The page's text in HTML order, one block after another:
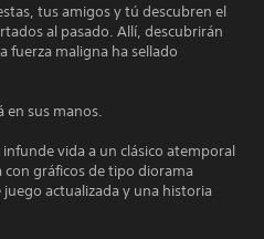
tus amigos y tú descubren el
al pasado. Allí, descubrirán
fuerza maligna ha sellado
en sus manos.
infunde vida a un clásico atemporal
gráficos de tipo diorama
actualizada y una historia